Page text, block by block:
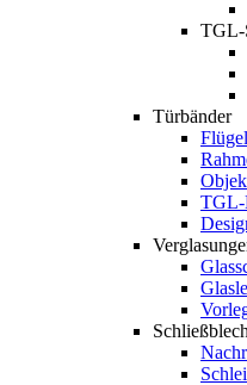
TGL-
Türbänder
TGL-